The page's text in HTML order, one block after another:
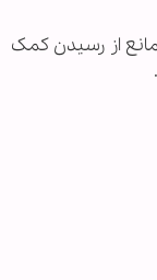
مانع از رسیدن کمک